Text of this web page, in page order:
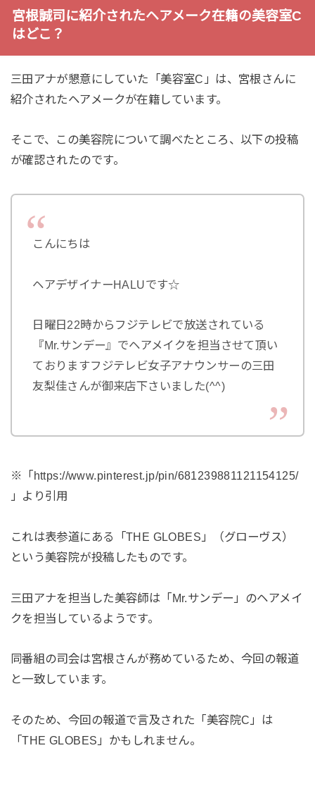
宮根誠司に紹介されたヘアメーク在籍の美容室C
はどこ？
三田アナが懇意にしていた「美容室C」は、宮根さんに
紹介されたヘアメークが在籍しています。
そこで、この美容院について調べたところ、以下の投稿
が確認されたのです。
こんにちは
ヘアデザイナーHALUです☆
日曜日22時からフジテレビで放送されている
『Mr.サンデー』でヘアメイクを担当させて頂い
ておりますフジテレビ女子アナウンサーの三田
友梨佳さんが御来店下さいました(^^)
※「https://www.pinterest.jp/pin/681239881121154125/
」より引用
これは表参道にある「THE GLOBES」（グローヴス）
という美容院が投稿したものです。
三田アナを担当した美容師は「Mr.サンデー」のヘアメイ
クを担当しているようです。
同番組の司会は宮根さんが務めているため、今回の報道
と一致しています。
そのため、今回の報道で言及された「美容院C」は
「THE GLOBES」かもしれません。